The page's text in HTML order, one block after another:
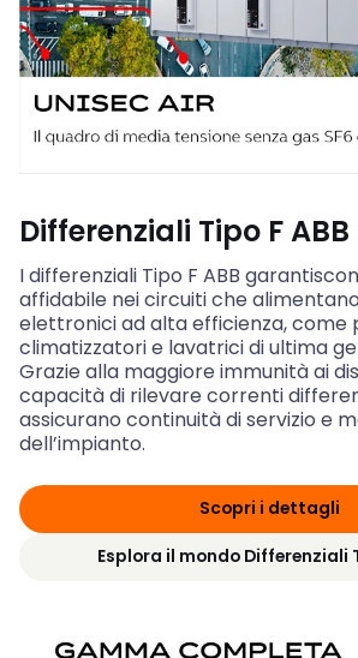
Differenziali Tipo F ABB
I differenziali Tipo F ABB
affidabile nei circuiti che
elettronici ad alta efficienza, come
climatizzatori e lavatrici di ultima
Grazie alla maggiore immunità ai
capacità di rilevare correnti
assicurano continuità di servizio e
dell’impianto.
Scopri i dettagli
Esplora il mondo Differenziali